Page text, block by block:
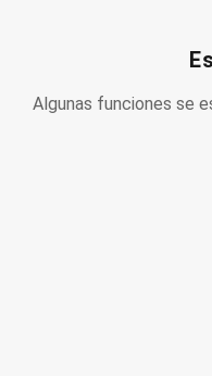
Algunas funciones se